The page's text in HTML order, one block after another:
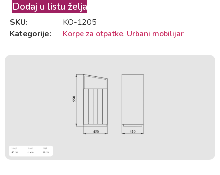
Dodaj u listu želja
SKU:
KO-1205
Kategorije:
Korpe za otpatke, Urbani mobilijar